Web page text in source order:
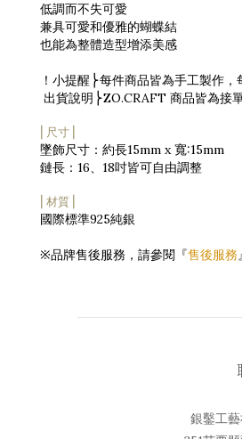
低調而不失可愛
兼具可愛和優雅的蝴蝶結
也能為整體造型增添美感
！小提醒 ⎬每件商品皆為手工製作，
出貨說明 ⎬ZO.CRAFT 商品皆為接
尺寸
墜飾尺寸：約長15mm x 寬:15mm
鏈長：16、18吋皆可自由調整
材質
國際標準925純銀
※品牌售後服務，請參閱『售後服務
銀鑿工